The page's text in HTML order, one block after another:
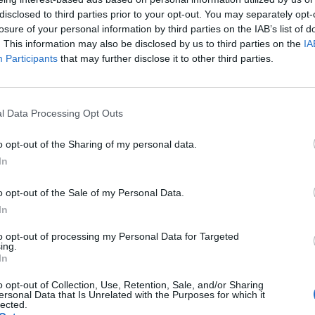
to third parties prior to your opt-out. You may separately
of your personal information by third parties on the IAB’s list of
This information may also be disclosed by us to third parties on the
Participants that may further disclose it to other third parties.
Data Processing Opt Outs
opt-out of the Sharing of my personal data.
opt-out of the Sale of my Personal Data.
opt-out of processing my Personal Data for Targeted
opt-out of Collection, Use, Retention, Sale, and/or Sharing
Data that Is Unrelated with the Purposes for which it
voltak. Megtudhattuk, hogy a pornó valóban nagy
veszélyforrás a hagyományosnak számító (VHS,
vonatkozóan is elmondható, hogy az erotikus
jobb kiszolgálás, a tartalmak védelme érdekében. Az egyik
portfolio.hu hírarchívumához tartozik, melynek olvasása
tartalmazza:
elmúlt 2 év napon belüli